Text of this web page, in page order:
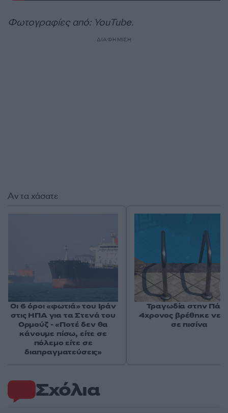
Φωτογραφίες από: YouTube.
ΔΙΑΦΗΜΙΣΗ
Σχόλια
Αν τα χάσατε
Οι 6 όροι «φωτιά» του Ιράν
στις ΗΠΑ για τα Στενά του
Ορμούζ - «Ποτέ δεν θα
κάνουμε πίσω, είτε σε
πόλεμο είτε σε
διαπραγματεύσεις»
Τραγωδία στην
4χρονος βρέθηκε
σε πισίνα